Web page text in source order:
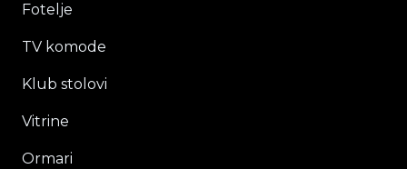
Fotelje
TV komode
Klub stolovi
Vitrine
Ormari